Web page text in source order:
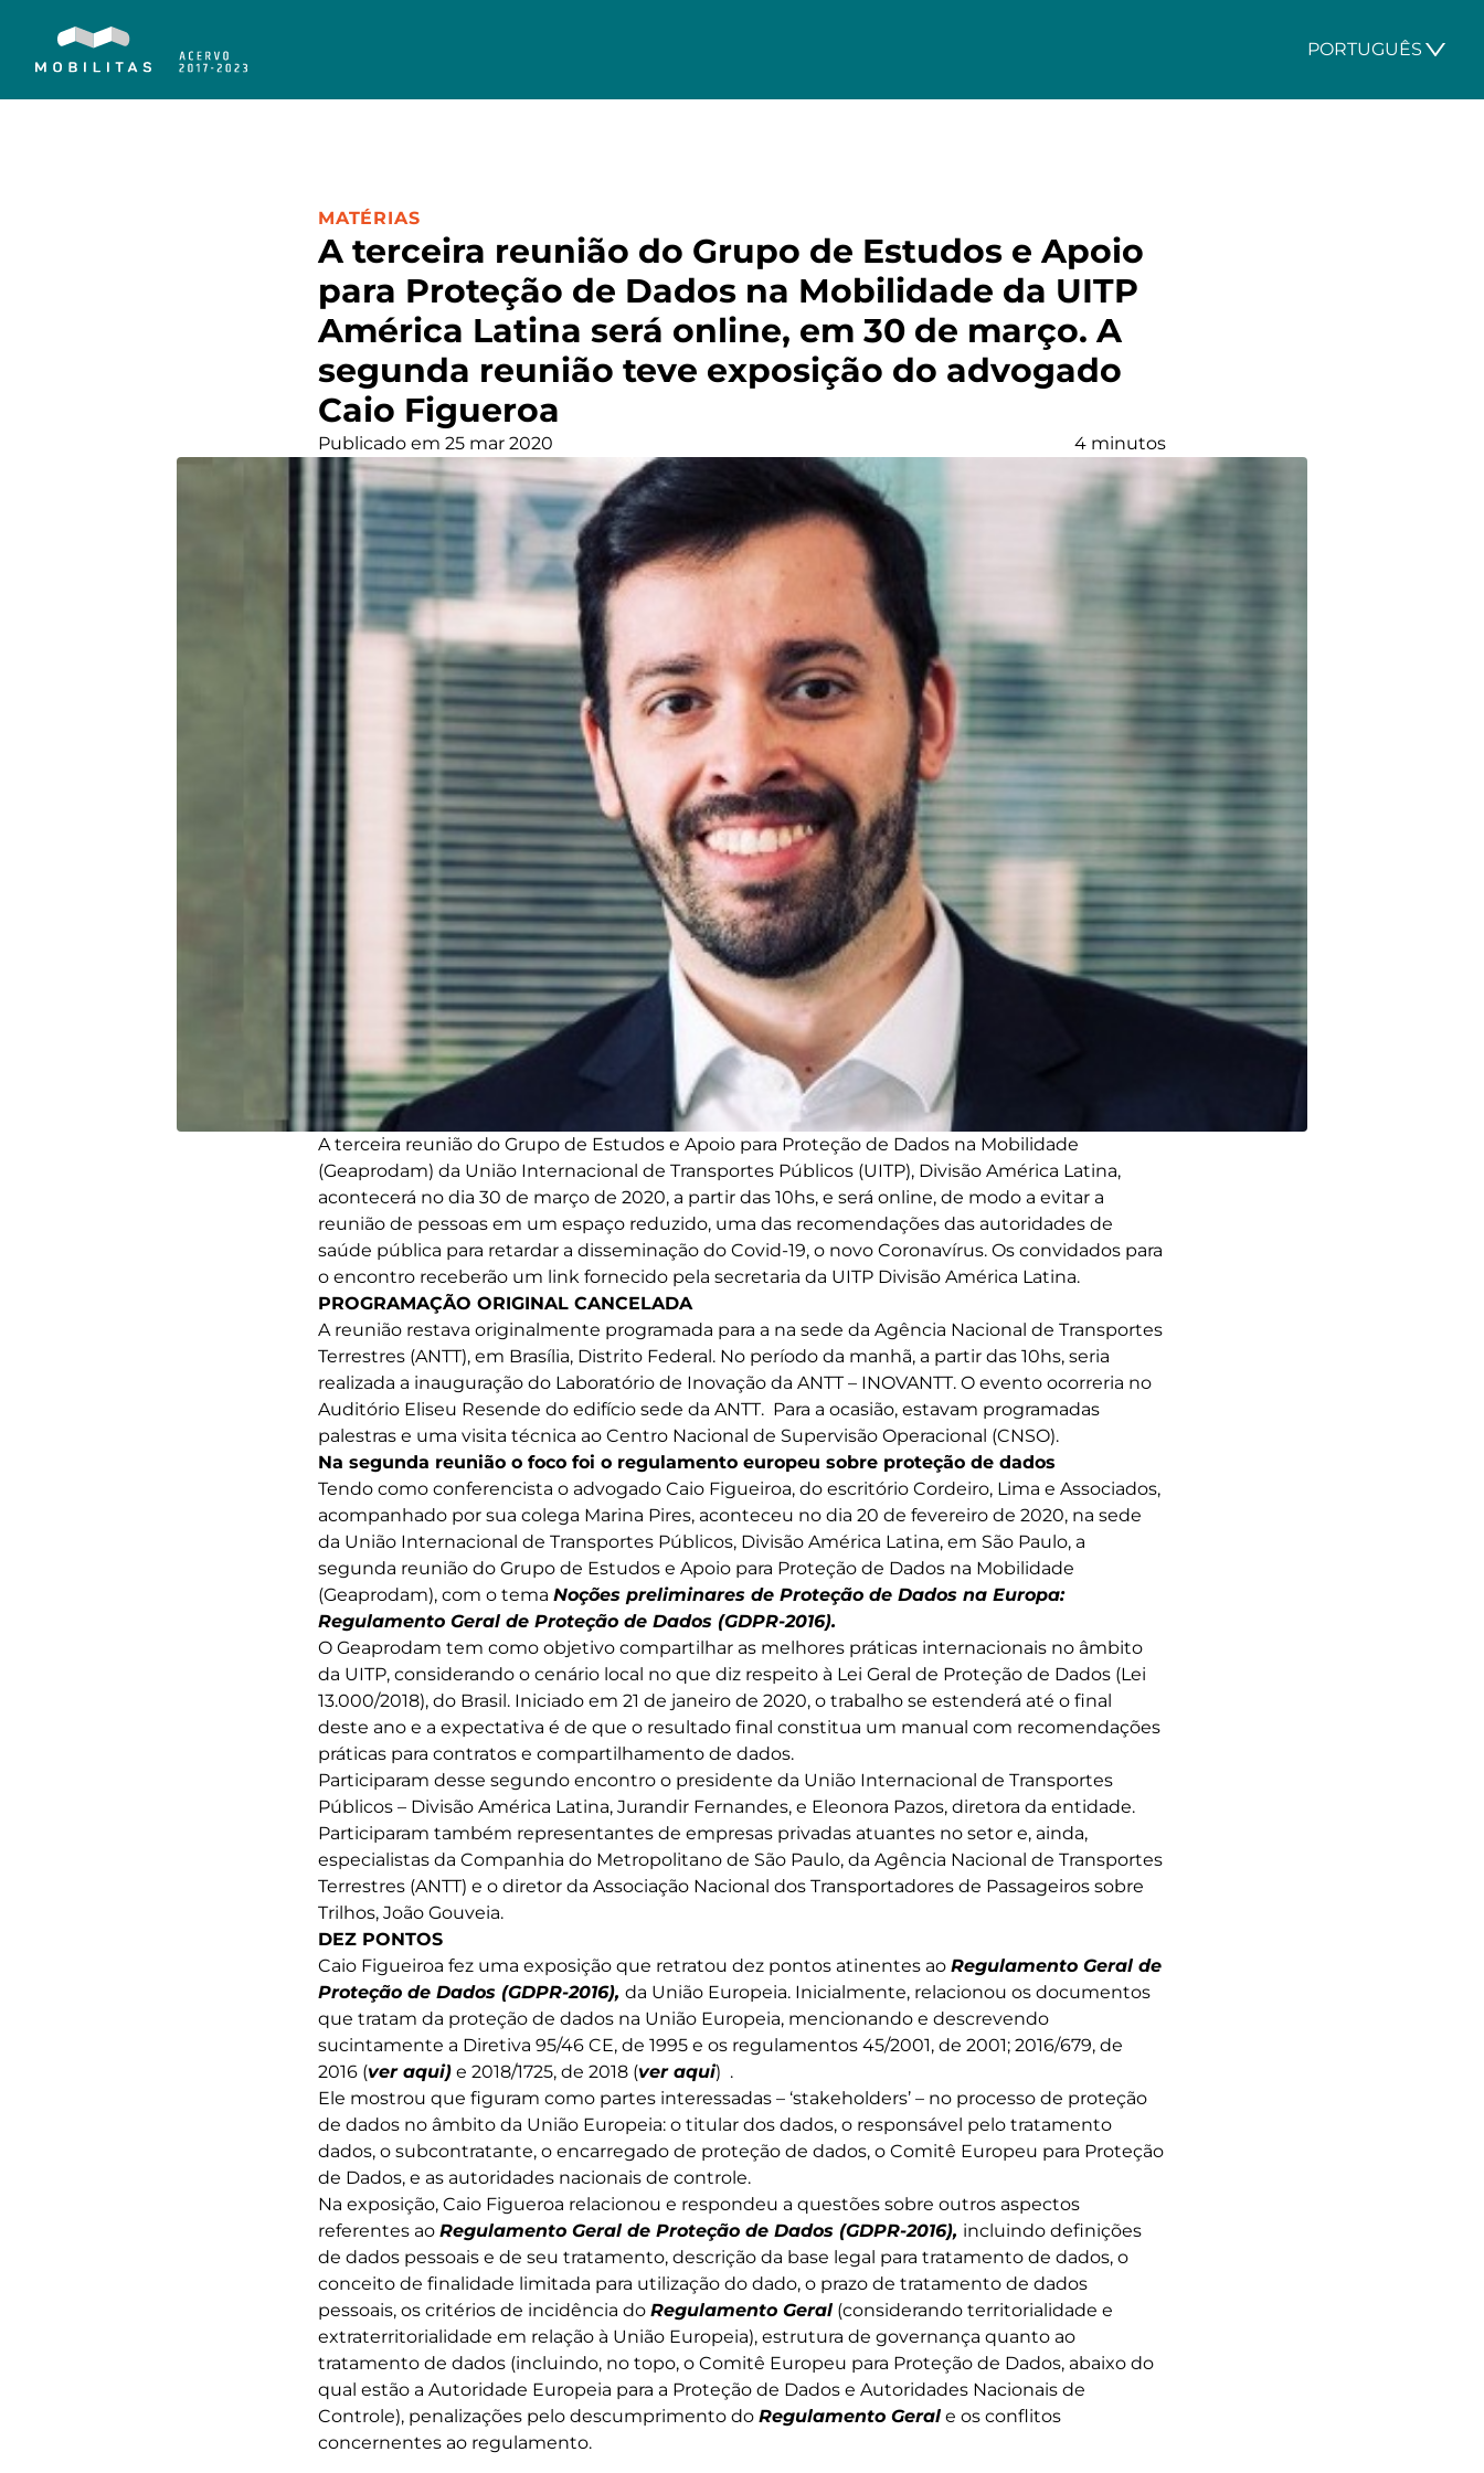
PORTUGUÊS
A terceira reunião do Grupo de Estudos e Apoio
para Proteção de Dados na Mobilidade da UITP
América Latina será online, em 30 de março. A
segunda reunião teve exposição do advogado
Caio Figueroa
CATEGORIA:
MATÉRIAS
Publicado em 25 mar 2020 4 minutos
A terceira reunião do Grupo de Estudos e Apoio para Proteção de Dados na Mobilidade
(Geaprodam) da União Internacional de Transportes Públicos (UITP), Divisão América Latina,
acontecerá no dia 30 de março de 2020, a partir das 10hs, e será online, de modo a evitar a
reunião de pessoas em um espaço reduzido, uma das recomendações das autoridades de
saúde pública para retardar a disseminação do Covid-19, o novo Coronavírus. Os convidados para
o encontro receberão um link fornecido pela secretaria da UITP Divisão América Latina.
PROGRAMAÇÃO ORIGINAL CANCELADA
A reunião restava originalmente programada para a na sede da Agência Nacional de Transportes
Terrestres (ANTT), em Brasília, Distrito Federal. No período da manhã, a partir das 10hs, seria
realizada a inauguração do Laboratório de Inovação da ANTT – INOVANTT. O evento ocorreria no
Auditório Eliseu Resende do edifício sede da ANTT. Para a ocasião, estavam programadas
palestras e uma visita técnica ao Centro Nacional de Supervisão Operacional (CNSO).
Na segunda reunião o foco foi o regulamento europeu sobre proteção de dados
Tendo como conferencista o advogado Caio Figueiroa, do escritório Cordeiro, Lima e Associados,
acompanhado por sua colega Marina Pires, aconteceu no dia 20 de fevereiro de 2020, na sede
da União Internacional de Transportes Públicos, Divisão América Latina, em São Paulo, a
segunda reunião do Grupo de Estudos e Apoio para Proteção de Dados na Mobilidade
(Geaprodam), com o tema Noções preliminares de Proteção de Dados na Europa:
Regulamento Geral de Proteção de Dados (GDPR-2016).
O Geaprodam tem como objetivo compartilhar as melhores práticas internacionais no âmbito
da UITP, considerando o cenário local no que diz respeito à Lei Geral de Proteção de Dados (Lei
13.000/2018), do Brasil. Iniciado em 21 de janeiro de 2020, o trabalho se estenderá até o final
deste ano e a expectativa é de que o resultado final constitua um manual com recomendações
práticas para contratos e compartilhamento de dados.
Participaram desse segundo encontro o presidente da União Internacional de Transportes
Públicos – Divisão América Latina, Jurandir Fernandes, e Eleonora Pazos, diretora da entidade.
Participaram também representantes de empresas privadas atuantes no setor e, ainda,
especialistas da Companhia do Metropolitano de São Paulo, da Agência Nacional de Transportes
Terrestres (ANTT) e o diretor da Associação Nacional dos Transportadores de Passageiros sobre
Trilhos, João Gouveia.
DEZ PONTOS
Caio Figueiroa fez uma exposição que retratou dez pontos atinentes ao Regulamento Geral de
Proteção de Dados (GDPR-2016), da União Europeia. Inicialmente, relacionou os documentos
que tratam da proteção de dados na União Europeia, mencionando e descrevendo
sucintamente a Diretiva 95/46 CE, de 1995 e os regulamentos 45/2001, de 2001; 2016/679, de
2016 (ver aqui) e 2018/1725, de 2018 (ver aqui) .
Ele mostrou que figuram como partes interessadas – ‘stakeholders’ – no processo de proteção
de dados no âmbito da União Europeia: o titular dos dados, o responsável pelo tratamento
dados, o subcontratante, o encarregado de proteção de dados, o Comitê Europeu para Proteção
de Dados, e as autoridades nacionais de controle.
Na exposição, Caio Figueroa relacionou e respondeu a questões sobre outros aspectos
referentes ao Regulamento Geral de Proteção de Dados (GDPR-2016), incluindo definições
de dados pessoais e de seu tratamento, descrição da base legal para tratamento de dados, o
conceito de finalidade limitada para utilização do dado, o prazo de tratamento de dados
pessoais, os critérios de incidência do Regulamento Geral (considerando territorialidade e
extraterritorialidade em relação à União Europeia), estrutura de governança quanto ao
tratamento de dados (incluindo, no topo, o Comitê Europeu para Proteção de Dados, abaixo do
qual estão a Autoridade Europeia para a Proteção de Dados e Autoridades Nacionais de
Controle), penalizações pelo descumprimento do Regulamento Geral e os conflitos
concernentes ao regulamento.